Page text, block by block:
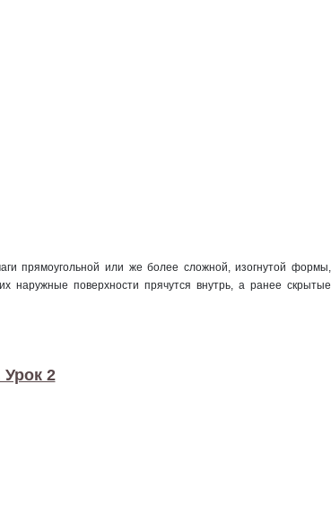
прямоугольной или же более сложной, изогнутой формы,
наружные поверхности прячутся внутрь, а ранее скрытые
2